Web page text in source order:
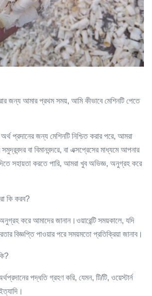
জন্য আমার প্রথম সময়, আমি কীভাবে মেশিনটি পেতে
প্রদানের জন্য মেশিনটি নিশ্চিত করার পরে, আমরা
বা বিমানবন্দরে, বা এক্সপ্রেসের মাধ্যমে আপনার
দিতে সহায়তা করতে পারি, আমরা খুব অভিজ্ঞ, অনুগ্রহ করে
কি করব?
করে আমাদের জানান।ওয়ারেন্টি সময়কালে, যদি
বিজ্ঞপ্তি পাওয়ার পরে সময়মতো প্রতিক্রিয়া জানাব।
পদ্ধতি গ্রহণ করি, যেমন, টি/টি, ওয়েস্টার্ন